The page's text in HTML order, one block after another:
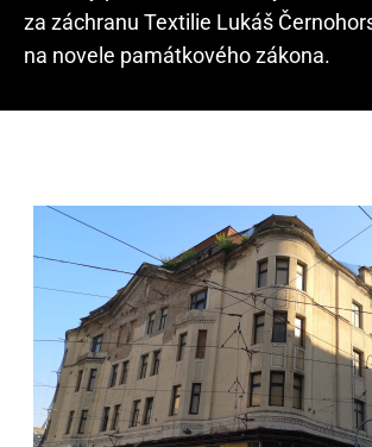
za záchranu Textilie Lukáš
na novele památkového zákona.